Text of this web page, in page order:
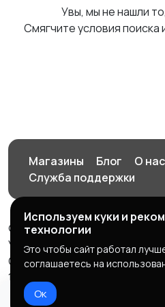
Увы, мы не нашли
Смягчите условия
Магазины Блог
О нас
Служба поддержки
© 2026 Орен-АЙ - Авто |
Услуги
Создал Карусов Е.С ООО
1235600008841
Правила сервиса
Используем куки и
технологии
Это чтобы сайт работал
соглашаетесь на
Ок